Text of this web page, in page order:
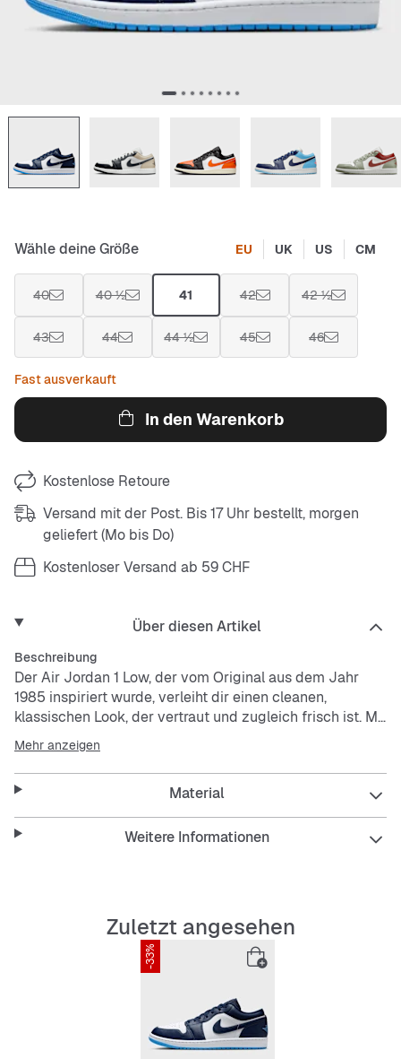
Wähle deine Größe EU UK US CM
40 40 ½ 41 42 42 ½
43 44 44 ½ 45 46
Fast ausverkauft
In den Warenkorb
Kostenlose Retoure
Versand mit der Post. Bis 17 Uhr bestellt, morgen
geliefert (Mo bis Do)
Kostenloser Versand ab 59 CHF
Über diesen Artikel
Beschreibung
Der Air Jordan 1 Low, der vom Original aus dem Jahr
1985 inspiriert wurde, verleiht dir einen cleanen,
klassischen Look, der vertraut und zugleich frisch ist. Mit
einem ikonischen Design, das perfekt zu jeder Passform
passt, sorgen diese Schuhe für ein optimales
Tragegefühl.
Das gekapselte Air-Sole-Element bietet eine leichte
Dämpfung.
Mehr anzeigen
Material
Weitere Informationen
Zuletzt angesehen
-33%